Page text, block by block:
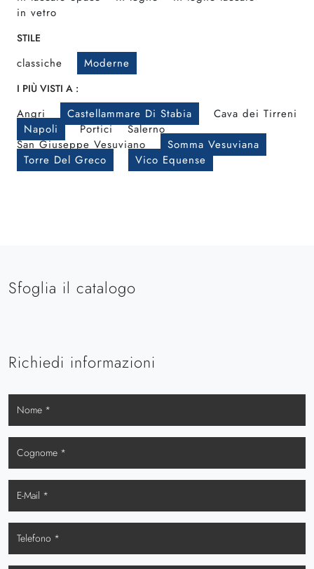
in vetro
STILE
classiche Moderne
I PIÙ VISTI A :
Angri Castellammare Di Stabia
Cava dei Tirreni
Napoli
Portici
Salerno
San Giuseppe Vesuviano
Somma Vesuviana
Torre Del Greco
Vico Equense
Sfoglia il catalogo
Richiedi informazioni